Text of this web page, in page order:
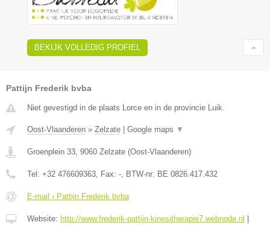
BEKIJK VOLLEDIG PROFIEL
Pattijn Frederik bvba
Niet gevestigd in de plaats Lorce en in de provincie Luik.
Oost-Vlaanderen » Zelzate Google maps ▼
Groenplein 33, 9060 Zelzate (Oost-Vlaanderen)
Tel: +32 476609363, Fax: -, BTW-nr: BE 0826.417.432
E-mail › Pattijn Frederik bvba
Website: http://www.frederik-pattijn-kinesitherapie7.webnode.nl